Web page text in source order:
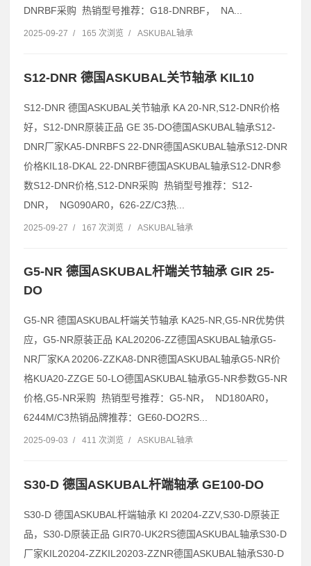
DNRBF采购 热销型号推荐：G18-DNRBF， NA...
2025-09-27 / 165 次浏览 / ASKUBAL轴承
S12-DNR 德国ASKUBAL关节轴承 KIL10
S12-DNR 德国ASKUBAL关节轴承 KA 20-NR,S12-DNR价格
好，S12-DNR原装正品 GE 35-DO德国ASKUBAL轴承S12-
DNR厂家KA5-DNRBFS 22-DNR德国ASKUBAL轴承S12-DNR
价格KIL18-DKAL 22-DNRBF德国ASKUBAL轴承S12-DNR参
数S12-DNR价格,S12-DNR采购 热销型号推荐：S12-
DNR， NG090AR0，626-2Z/C3热...
2025-09-27 / 167 次浏览 / ASKUBAL轴承
G5-NR 德国ASKUBAL杆端关节轴承 GIR 25-
DO
G5-NR 德国ASKUBAL杆端关节轴承 KA25-NR,G5-NR优势供
应，G5-NR原装正品 KAL20206-ZZ德国ASKUBAL轴承G5-
NR厂家KA 20206-ZZKA8-DNR德国ASKUBAL轴承G5-NR价
格KUA20-ZZGE 50-LO德国ASKUBAL轴承G5-NR参数G5-NR
价格,G5-NR采购 热销型号推荐：G5-NR， ND180AR0，
6244M/C3热销品牌推荐：GE60-DO2RS...
2025-09-03 / 411 次浏览 / ASKUBAL轴承
S30-D 德国ASKUBAL杆端轴承 GE100-DO
S30-D 德国ASKUBAL杆端轴承 KI 20204-ZZV,S30-D原装正
品，S30-D原装正品 GIR70-UK2RS德国ASKUBAL轴承S30-D
厂家KIL20204-ZZKIL20203-ZZNR德国ASKUBAL轴承S30-D